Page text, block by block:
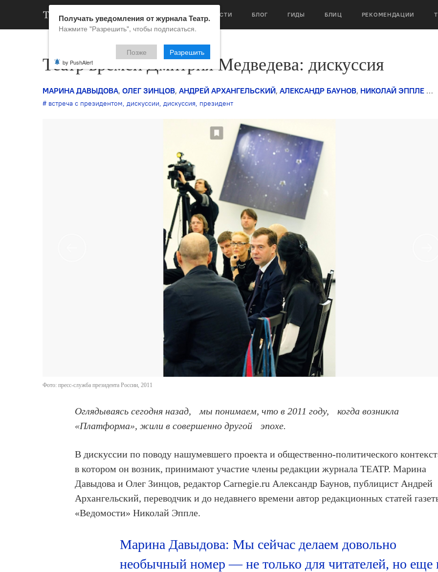
НОВОСТИ БЛОГ ГИДЫ БЛИЦ РЕКОМЕНДАЦИИ
Театр времен Дмитрия Медведева: дискуссия
МАРИНА ДАВЫДОВА, ОЛЕГ ЗИНЦОВ, АНДРЕЙ АРХАНГЕЛЬСКИЙ, АЛЕКСАНДР БАУНОВ, НИКОЛАЙ ЭППЛЕ
встреча с президентом, дискуссии, дискуссия, президент
Фото: пресс-служба президента России, 2011
Оглядываясь сегодня назад, мы понимаем, что в 2011 году, когда возникла
«Платформа», жили в совершенно другой эпохе.
В дискуссии по поводу нашумевшего проекта и общественно-политического
в котором он возник, принимают участие члены редакции журнала ТЕАТР. Марина
Давыдова и Олег Зинцов, редактор Carnegie.ru Александр Баунов, публицист Андрей
Архангельский, переводчик и до недавнего времени автор редакционных статей
«Ведомости» Николай Эппле.
Марина Давыдова: Мы сейчас делаем довольно
необычный номер — не только для читателей, но еще
Получать уведомления от журнала Театр.
Нажмите "Разрешить", чтобы подписаться.
Позже Разрешить
by PushAlert